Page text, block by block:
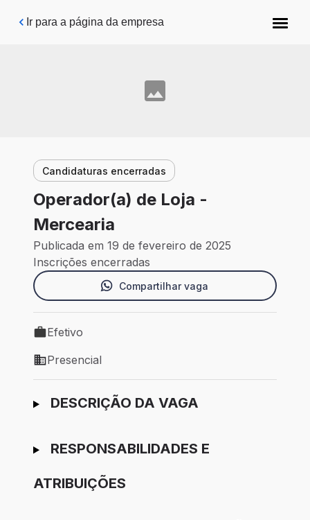
Pular para o conteúdo principal
Ir para a página da empresa
Candidaturas encerradas
Operador(a) de Loja -
Mercearia
Publicada em 19 de fevereiro de 2025
Inscrições encerradas
Compartilhar vaga
Tipo de vaga: Efetivo
Efetivo
Modelo de trabalho: Presencial
Presencial
Ir para candidatura
DESCRIÇÃO DA VAGA
RESPONSABILIDADES E
ATRIBUIÇÕES